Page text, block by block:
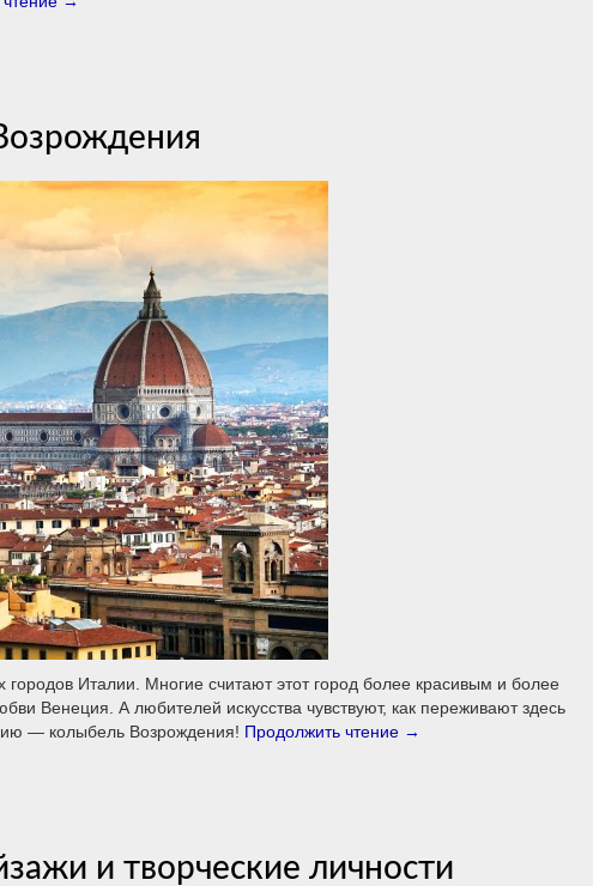
Италии. Многие считают этот город более красивым и более
Венеция. А любителей искусства чувствуют, как переживают здесь
— колыбель Возрождения! Продолжить чтение →
и творческие личности